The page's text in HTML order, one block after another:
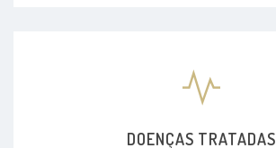
DOENÇAS TRATADAS